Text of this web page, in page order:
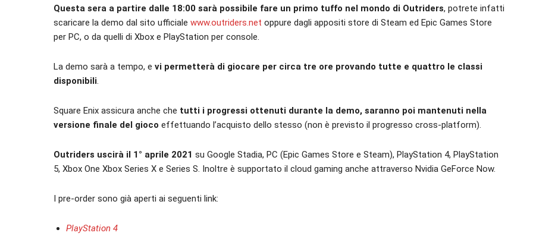
Questa sera a partire dalle 18:00 sarà possibile fare un primo tuffo nel mondo di Outriders, potrete infatti
scaricare la demo dal sito ufficiale www.outriders.net oppure dagli appositi store di Steam ed Epic Games Store
per PC, o da quelli di Xbox e PlayStation per console.
La demo sarà a tempo, e vi permetterà di giocare per circa tre ore provando tutte e quattro le classi
disponibili.
Square Enix assicura anche che tutti i progressi ottenuti durante la demo, saranno poi mantenuti nella
versione finale del gioco effettuando l’acquisto dello stesso (non è previsto il progresso cross-platform).
Outriders uscirà il 1° aprile 2021 su Google Stadia, PC (Epic Games Store e Steam), PlayStation 4, PlayStation
5, Xbox One Xbox Series X e Series S. Inoltre è supportato il cloud gaming anche attraverso Nvidia GeForce Now.
I pre-order sono già aperti ai seguenti link:
PlayStation 4